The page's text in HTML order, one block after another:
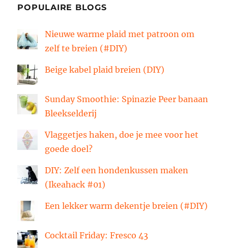
POPULAIRE BLOGS
Nieuwe warme plaid met patroon om
zelf te breien (#DIY)
Beige kabel plaid breien (DIY)
Sunday Smoothie: Spinazie Peer banaan
Bleekselderij
Vlaggetjes haken, doe je mee voor het
goede doel?
DIY: Zelf een hondenkussen maken
(Ikeahack #01)
Een lekker warm dekentje breien (#DIY)
Cocktail Friday: Fresco 43